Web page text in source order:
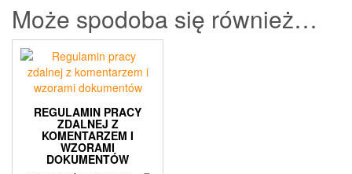
Może spodoba się również…
REGULAMIN PRACY
ZDALNEJ Z
KOMENTARZEM I
WZORAMI
DOKUMENTÓW